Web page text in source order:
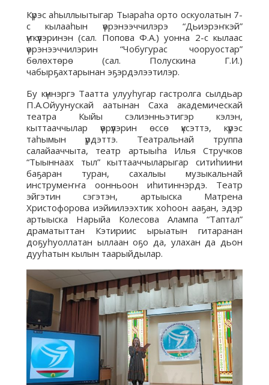
Күрэс аһыллыытыгар Тыараһа орто оскуолатын 7-
с кылааһын үөрэнээччилэрэ “Дьиэрэҥкэй”
үҥкүүлэринэн (сал. Попова Ф.А.) уонна 2-с кылаас
үөрэнээччилэрин “Чобугурас чооруостар”
бөлөхтөрө (сал. Полускина Г.И.)
чабырҕахтарынан эҕэрдэлээтилэр.
Бу күннэргэ Таатта улууһугар гастролга сылдьар
П.А.Ойуунускай аатынан Саха академическай
театра Кыйы сэлиэнньэтигэр кэлэн,
кыттааччылар үөрүүлэрин өссө үксэттэ, күрэс
таһымын үрдэттэ. Театральнай труппа
салайааччыта, театр артыыһа Илья Стручков
“Тыыннаах тыл” кыттааччыларыгар ситиһиини
баҕаран туран, сахалыы музыкальнай
инструмеҥҥа оонньоон иһитиннэрдэ. Театр
эйгэтин сэгэтэн, артыыска Матрена
Христофорова иэйиилээхтик хоһоон ааҕан, эдэр
артыыска Нарыйа Колесова Алампа “Таптал”
драматыттан Кэтириис ырыатын гитаранан
доҕуһуоллатан ыллаан оҕо да, улахан да дьон
дууһатын кылын таарыйдылар.